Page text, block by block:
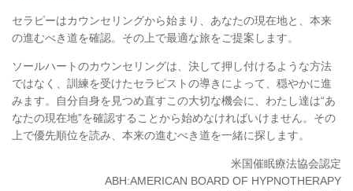
セラピーはカウンセリングから始まり、あなたの現在地と、本来
の進むべき道を確認。その上で最適な旅をご提案します。
ソールハートのカウンセリングは、決して押し付けるような方法
ではなく、訓練を受けたセラピストの導きによって、穏やかに進
みます。自分自身を見つめ直すこの大切な機会に、わたし達は“あ
なたの現在地”を確認することから始めなければいけません。その
上で優先順位を読み、本来の進むべき道を一緒に探します。
米国催眠療法協会認定
ABH:AMERICAN BOARD OF HYPNOTHERAPY